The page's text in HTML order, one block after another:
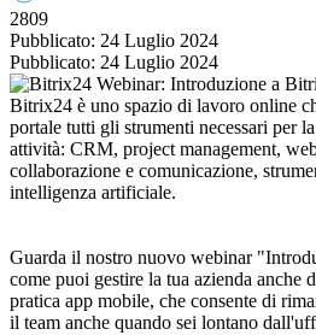
2809
Pubblicato: 24 Luglio 2024
Pubblicato: 24 Luglio 2024
Bitrix24 è uno spazio di lavoro online
portale tutti gli strumenti necessari per
attività: CRM, project management,
collaborazione e comunicazione,
intelligenza artificiale.
Guarda il nostro nuovo webinar
come puoi gestire la tua azienda anche
pratica app mobile, che consente di
il team anche quando sei lontano